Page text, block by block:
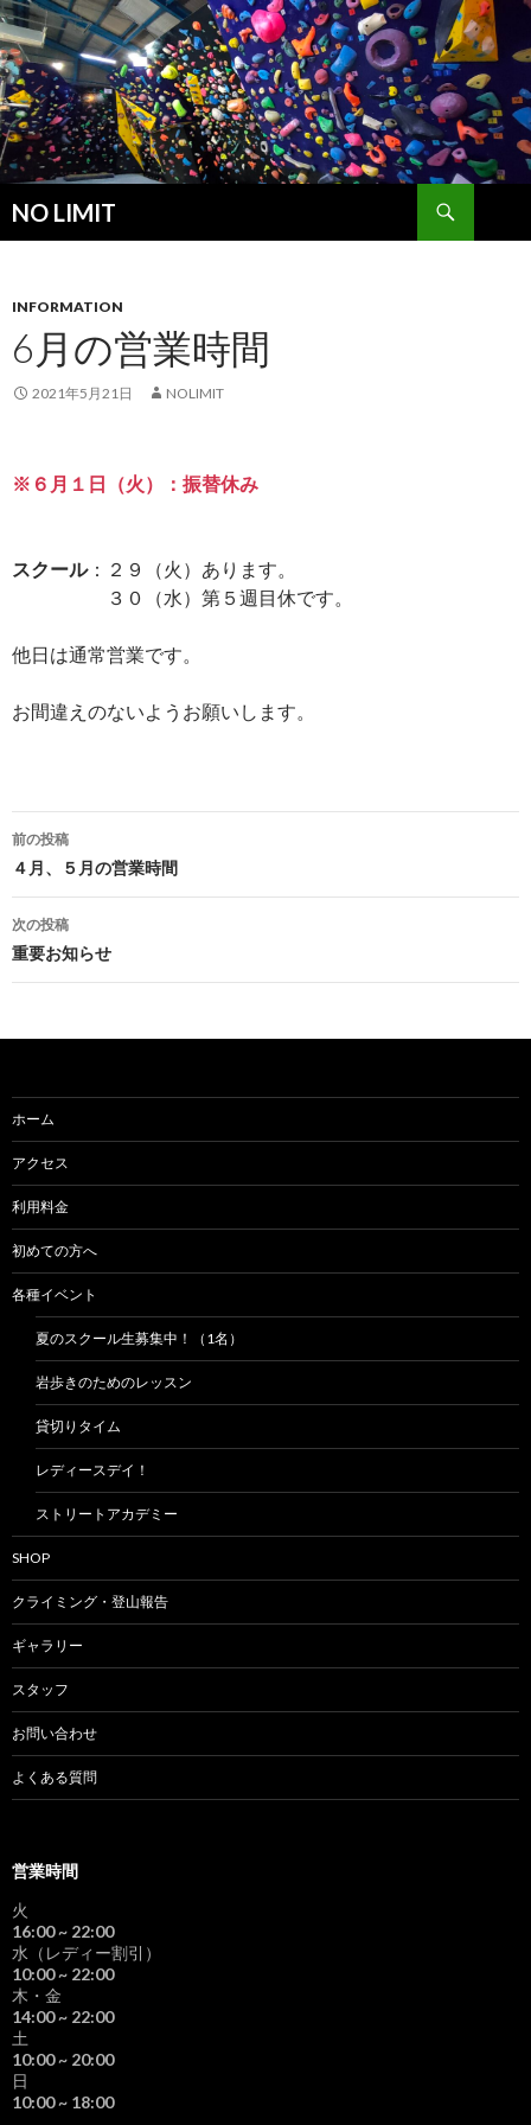
NO LIMIT
索
ン
ツ
へ
キ
INFORMATION
6月の営業時間
2021年5月21日 NOLIMIT
※６月１日（火）：振替休み
スクール：２９（火）あります。
３０（水）第５週目休です。
他日は通常営業です。
お間違えのないようお願いします。
投
稿
ナ
ビ
ー
ョ
ン
前の投稿
４月、５月の営業時間
次の投稿
重要お知らせ
ホーム
アクセス
利用料金
初めての方へ
各種イベント
夏のスクール生募集中！（1名）
岩歩きのためのレッスン
貸切りタイム
レディースデイ！
ストリートアカデミー
SHOP
クライミング・登山報告
ギャラリー
スタッフ
お問い合わせ
よくある質問
営業時間
火
16:00~ 22:00
水（レディー割引）
10:00~ 22:00
木・金
14:00~ 22:00
土
10:00~ 20:00
日
10:00~ 18:00